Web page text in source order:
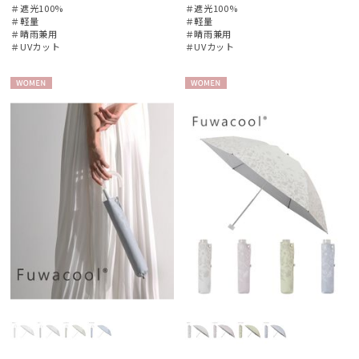
＃遮光100%
＃軽量
＃晴雨兼用
＃UVカット
＃遮光100%
＃軽量
＃晴雨兼用
＃UVカット
N